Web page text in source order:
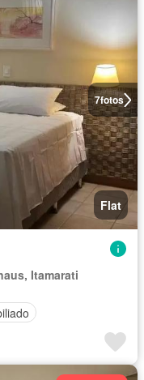
7fotos
Flat
Itamarati